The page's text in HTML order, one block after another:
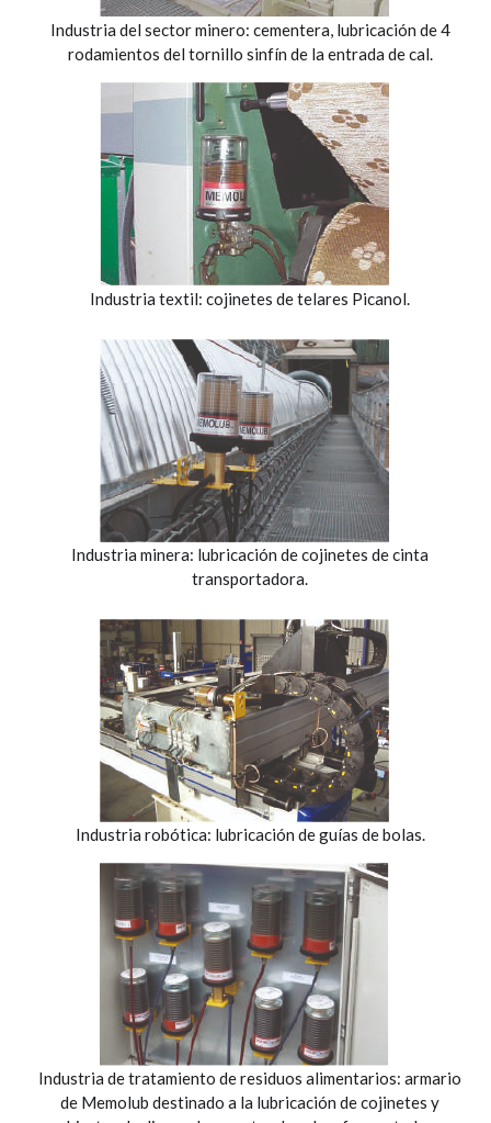
Industria del sector minero: cementera, lubricación de 4
rodamientos del tornillo sinfín de la entrada de cal.
Industria textil: cojinetes de telares Picanol.
Industria minera: lubricación de cojinetes de cinta
transportadora.
Industria robótica: lubricación de guías de bolas.
Industria de tratamiento de residuos alimentarios: armario
de Memolub destinado a la lubricación de cojinetes y